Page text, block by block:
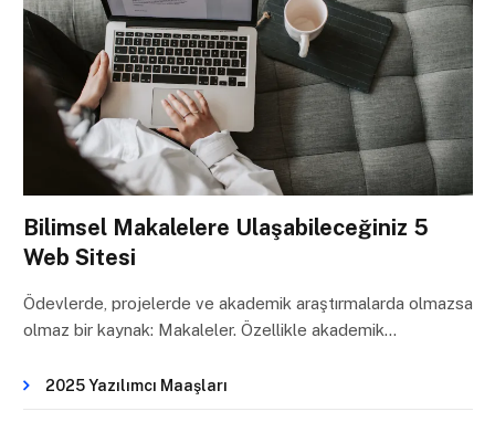
Bilimsel Makalelere Ulaşabileceğiniz 5
Web Sitesi
Ödevlerde, projelerde ve akademik araştırmalarda olmazsa
olmaz bir kaynak: Makaleler. Özellikle akademik…
2025 Yazılımcı Maaşları